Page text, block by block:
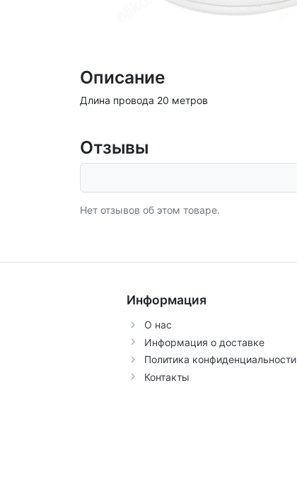
Описание
Длина провода 20 метров
Отзывы
Нет отзывов об этом товаре.
Информация
О нас
Информация о доставке
Политика конфиденциальности
Контакты